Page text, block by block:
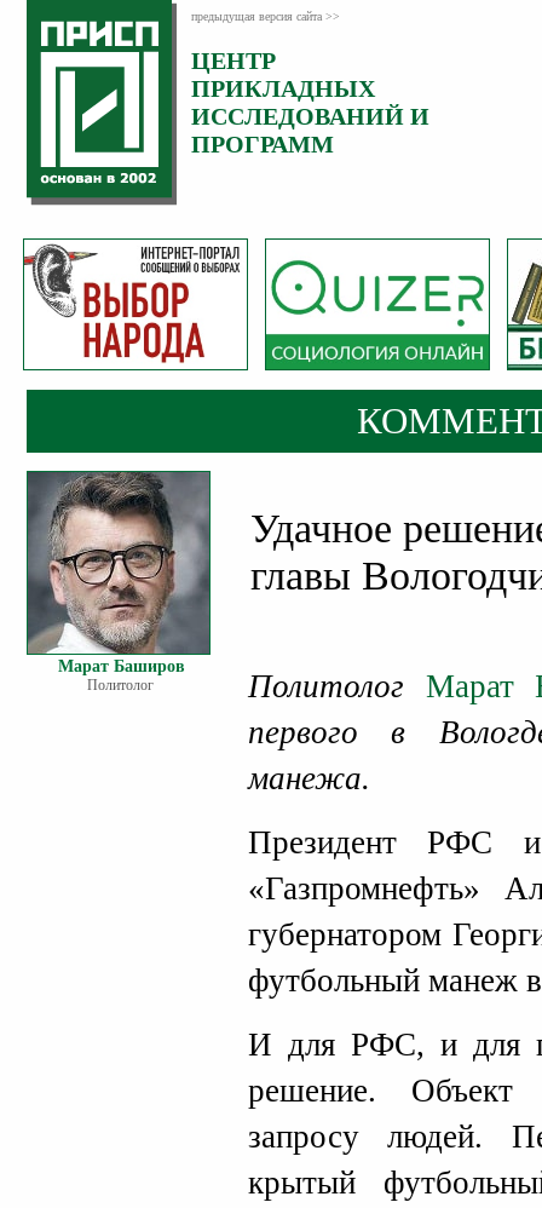
предыдущая версия сайта >>
ЦЕНТР
ПРИКЛАДНЫХ
ИССЛЕДОВАНИЙ И
ПРОГРАММ
Марат Баширов
Политолог
Удачное
главы
Политолог Марат
первого в
манежа.
Президент РФС и
«Газпромнефть»
губернатором
футбольный манеж
И для РФС, и для
решение. Объект
запросу людей.
крытый
Категория:
Комментарии